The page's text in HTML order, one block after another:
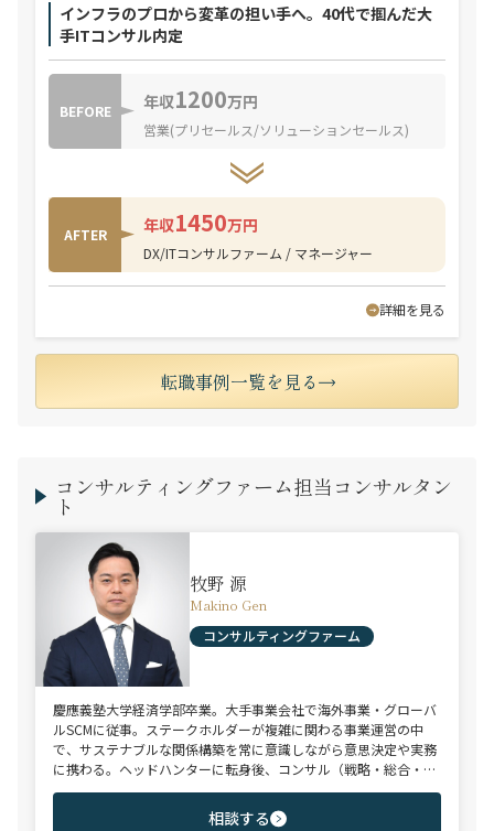
インフラのプロから変革の担い手へ。40代で掴んだ大
手ITコンサル内定
BEFORE 年収1200万円
営業(プリセールス/ソリューションセールス)
AFTER 年収1450万円
DX/ITコンサルファーム / マネージャー
詳細を見る
転職事例一覧を見る
コンサルティングファーム担当コンサルタン
ト
牧野 源
Makino Gen
コンサルティングファーム
慶應義塾大学経済学部卒業。大手事業会社で海外事業・グローバ
ルSCMに従事。ステークホルダーが複雑に関わる事業運営の中
で、サステナブルな関係構築を常に意識しながら意思決定や実務
に携わる。ヘッドハンターに転身後、コンサル（戦略・総合・
FAS）、総合商社、投資銀行、大手事業会社を始めとする幅広い
領域で、若手～エグゼクティブまでご支援実績多数。
相談する